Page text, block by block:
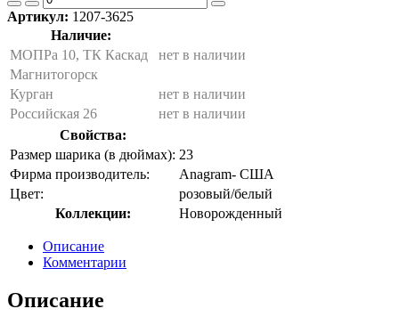
Артикул: 1207-3625
Наличие:
МОПРа 10, ТК Каскад
нет в наличии
Магнитогорск
Курган
нет в наличии
Российская 26
нет в наличии
Свойства:
Размер шарика (в дюймах): 23
Фирма производитель:
Anagram- США
Цвет:
розовый/белый
Коллекции:
Новорожденный
Описание
Комментарии
Описание